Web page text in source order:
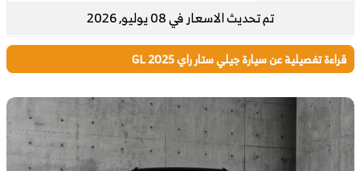
تم تحديث الاسعار في 08 يوليو, 2026
قراءة تفصيلية عن سيارة جيلي ستار راي GL 2025